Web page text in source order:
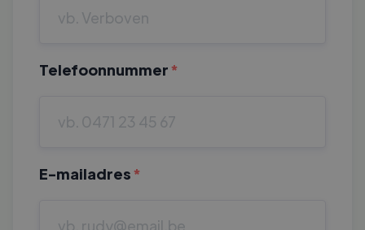
Telefoonnummer *
E-mailadres *